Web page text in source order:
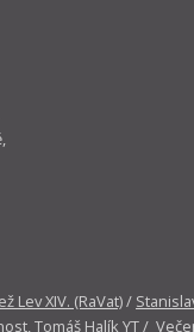
Lev XIV. (RaVat)/
Tomáš Halík YT/